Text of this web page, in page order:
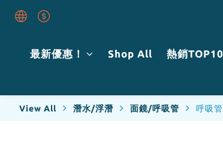
最新優惠！ Shop All 熱銷TOP10
View All 潛水/浮潛 面鏡/呼吸管 呼吸管